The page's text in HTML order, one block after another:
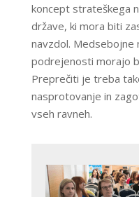
koncept strateškega
države, ki mora biti
navzdol. Medsebojne
podrejenosti morajo
Preprečiti je treba
nasprotovanje in
vseh ravneh.